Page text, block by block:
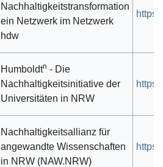
Nachhaltigkeitstransformation
ein Netzwerk im Netzwerk
hdw
Humboldtn - Die
Nachhaltigkeitsinitiative der
Universitäten in NRW
Nachhaltigkeitsallianz für
angewandte Wissenschaften
in NRW (NAW.NRW)